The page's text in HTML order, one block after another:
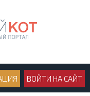
ВОЙТИ НА САЙТ